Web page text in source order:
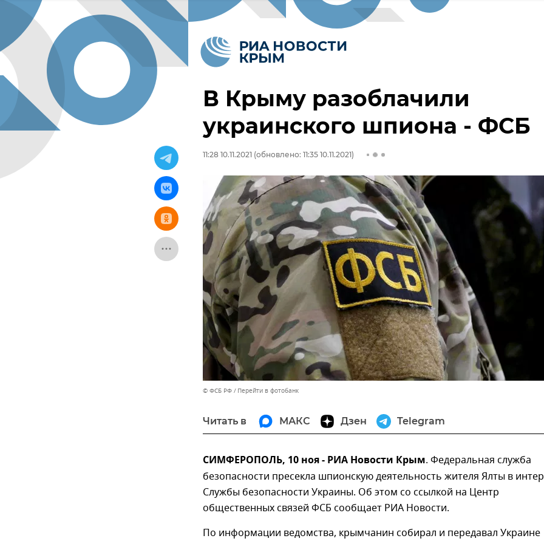
В Крыму разоблачили
украинского шпиона - ФСБ
11:28 10.11.2021 (обновлено: 11:35 10.11.2021)
© ФСБ РФ Перейти в фотобанк
Читать в МАКС Дзен Telegram
СИМФЕРОПОЛЬ, 10 ноя - РИА Новости Крым. Федеральная служба
безопасности пресекла шпионскую деятельность жителя Ялты в
Службы безопасности Украины. Об этом со ссылкой на Центр
общественных связей ФСБ сообщает РИА Новости.
По информации ведомства, крымчанин собирал и передавал Украине